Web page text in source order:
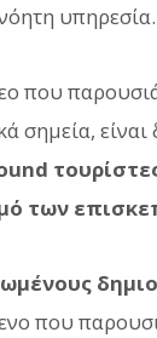
υπηρεσία.
που
σημεία,
των
που